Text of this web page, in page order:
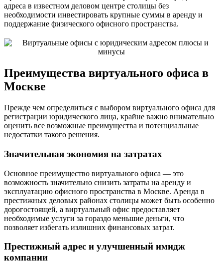
адреса в известном деловом центре столицы без
необходимости инвестировать крупные суммы в аренду и
поддержание физического офисного пространства.
Преимущества виртуального офиса в
Москве
Прежде чем определиться с выбором виртуального офиса для
регистрации юридического лица, крайне важно внимательно
оценить все возможные преимущества и потенциальные
недостатки такого решения.
Значительная экономия на затратах
Основное преимущество виртуального офиса — это
возможность значительно снизить затраты на аренду и
эксплуатацию офисного пространства в Москве. Аренда в
престижных деловых районах столицы может быть особенно
дорогостоящей, а виртуальный офис предоставляет
необходимые услуги за гораздо меньшие деньги, что
позволяет избегать излишних финансовых затрат.
Престижный адрес и улучшенный имидж
компании